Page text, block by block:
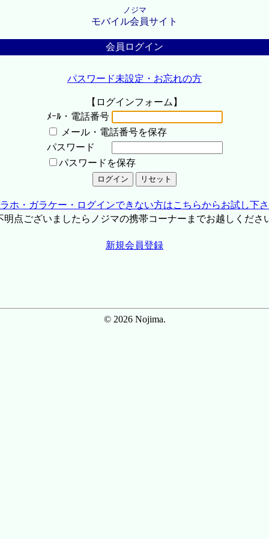
ノジマ
モバイル会員サイト
会員ログイン
パスワード未設定・お忘れの方
【ログインフォーム】
ﾒｰﾙ・電話番号
メール・電話番号を保存
パスワード
パスワードを保存
ホ・ガラケー・ログインできない方はこちらからお試し下
点ございましたらノジマの携帯コーナーまでお越しくださ
新規会員登録
© 2026 Nojima.